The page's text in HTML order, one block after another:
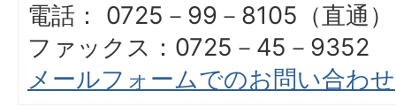
電話： 0725－99－8105（直通）
ファックス：0725－45－9352
メールフォームでのお問い合わせ